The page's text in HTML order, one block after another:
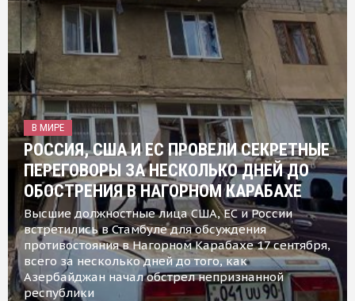
В МИРЕ
РОССИЯ, США И ЕС ПРОВЕЛИ СЕКРЕТНЫЕ
ПЕРЕГОВОРЫ ЗА НЕСКОЛЬКО ДНЕЙ ДО
ОБОСТРЕНИЯ В НАГОРНОМ КАРАБАХЕ
Высшие должностные лица США, ЕС и России
встретились в Стамбуле для обсуждения
противостояния в Нагорном Карабахе 17 сентября,
всего за несколько дней до того, как
Азербайджан начал обстрел непризнанной
республики